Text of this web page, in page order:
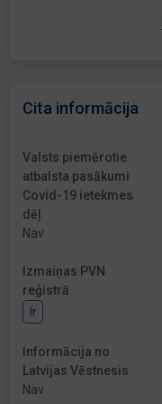
Cita informācija
Valsts piemērotie
atbalsta pasākumi
Covid-19 ietekmes
dēļ
Nav
Izmaiņas PVN
reģistrā
Ir
Informācija no
Latvijas Vēstnesis
Nav